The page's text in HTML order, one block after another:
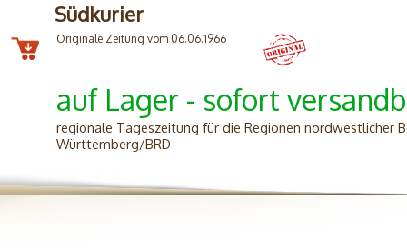
Südkurier
Originale Zeitung vom 06.06.1966
auf Lager - sofort
regionale Tageszeitung für die Regionen nordwestlicher
Württemberg/BRD